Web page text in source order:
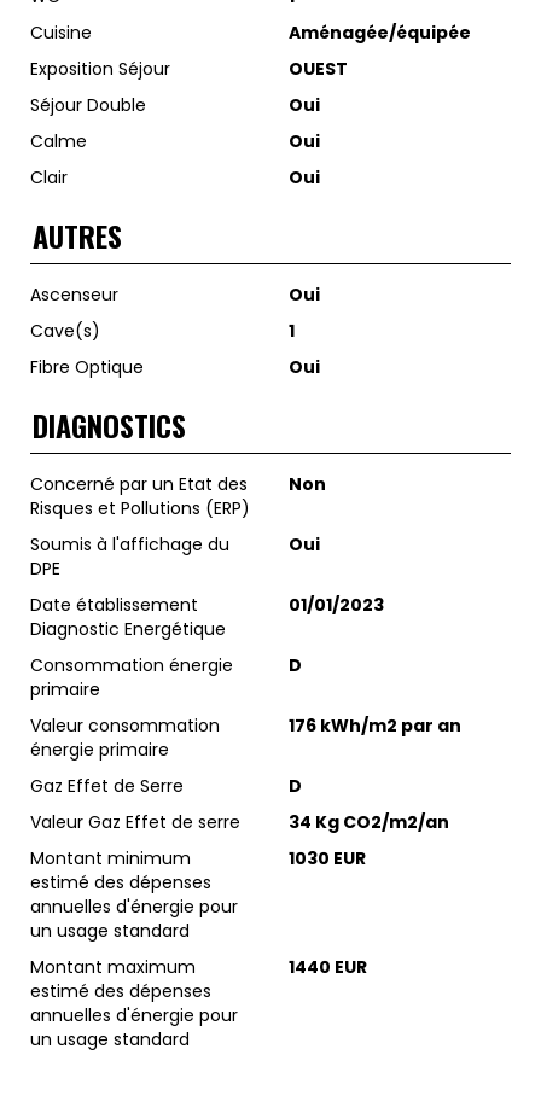
Cuisine
Aménagée/équipée
Exposition Séjour
OUEST
Séjour Double
Oui
Calme
Oui
Clair
Oui
AUTRES
Ascenseur
Oui
Cave(s)
1
Fibre Optique
Oui
DIAGNOSTICS
Concerné par un Etat des
Risques et Pollutions (ERP)
Non
Soumis à l'affichage du
DPE
Oui
Date établissement
Diagnostic Energétique
01/01/2023
Consommation énergie
primaire
D
Valeur consommation
énergie primaire
176 kWh/m2 par an
Gaz Effet de Serre
D
Valeur Gaz Effet de serre
34 Kg CO2/m2/an
Montant minimum
estimé des dépenses
annuelles d'énergie pour
un usage standard
1030 EUR
Montant maximum
estimé des dépenses
annuelles d'énergie pour
un usage standard
1440 EUR